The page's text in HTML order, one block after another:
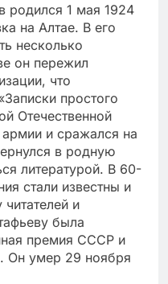
родился 1 мая 1924
на Алтае. В его
несколько
он пережил
что
простого
Отечественной
и сражался на
в родную
литературой. В 60-
стали известны и
и
была
премия СССР и
Он умер 29 ноября